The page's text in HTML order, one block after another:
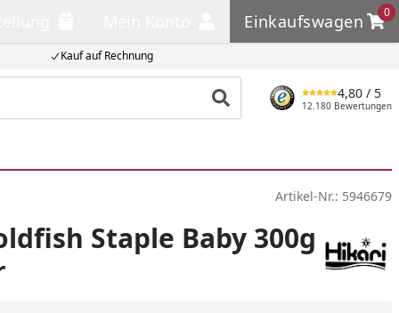
Kauf auf Rechnung
Einkaufswagen
0
Einkaufswagen
Produkt suchen
4,80 / 5
12.180 Bewertungen
Artikel-Nr.: 5946679
Staple Baby 300g